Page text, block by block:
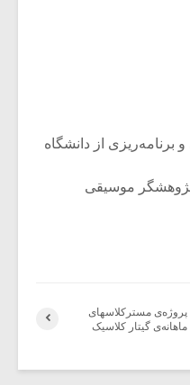
از دانشگاه
پژوهشگر موسیقی
پروژه‌ی مسترکلاسهای
ماهانه‌ی گیتار کلاسیک